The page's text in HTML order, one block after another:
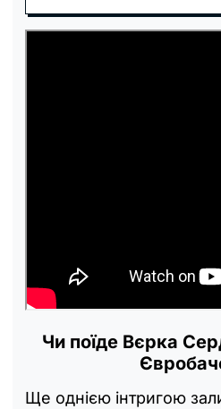
Чи поїде Вєрка
Ще однією інтригою